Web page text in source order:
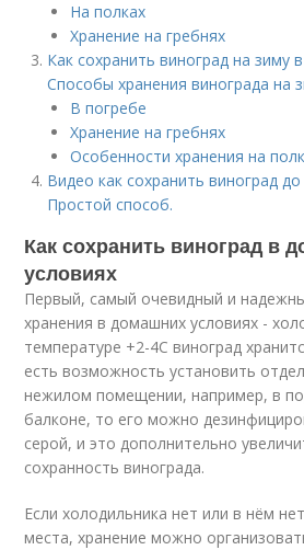
На полках
Хранение на гребнях
Как сохранить виноград на зиму
Способы хранения винограда на
В погребе
Хранение на гребнях
Особенности хранения на
Видео как сохранить виноград
Простой способ.
Как сохранить виноград в
условиях
Первый, самый очевидный и
хранения в домашних условиях -
температуре +2-4С виноград
есть возможность установить
нежилом помещении, например, в
балконе, то его можно
серой, и это дополнительно
сохранность винограда.
Если холодильника нет или в нём
места, хранение можно